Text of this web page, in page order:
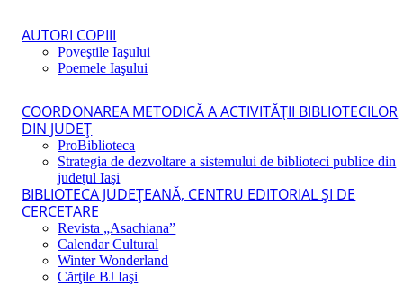
AUTORI COPIII
Poveştile Iaşului
Poemele Iaşului
COORDONAREA METODICĂ A ACTIVITĂŢII BIBLIOTECILOR
DIN JUDEŢ
ProBiblioteca
Strategia de dezvoltare a sistemului de biblioteci publice din
judeţul Iaşi
BIBLIOTECA JUDEŢEANĂ, CENTRU EDITORIAL ŞI DE
CERCETARE
Revista „Asachiana”
Calendar Cultural
Winter Wonderland
Cărţile BJ Iaşi